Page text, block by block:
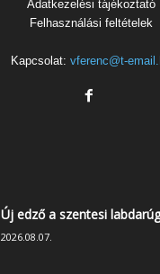
Adatkezelési tájékoztató
Felhasználási feltételek
Kapcsolat: vferenc@t-
Új edző a szentesi
2026.08.07.